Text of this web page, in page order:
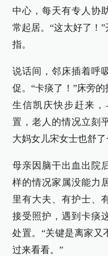
中心，每天有专人协
常起居。“这太好了！
指。
说话间，邻床插着呼
促。“卡痰了！”床旁
生信凯庆快步赶来
置，老人的情况立刻
大妈女儿宋女士也舒了
母亲因脑干出血出院
样的情况家属没能力
里有大夫、有护士、
接受照护，遇到卡痰
处置。“关键是离家又
过来看看。”